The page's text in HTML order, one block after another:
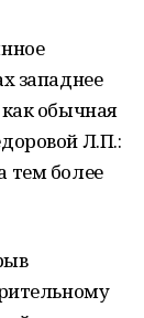
западнее
обычная
Л.П.:
тем более